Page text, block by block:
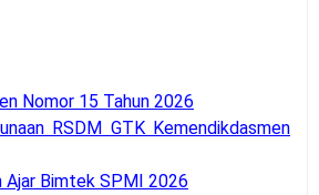
Nomor 15 Tahun 2026
RSDM GTK Kemendikdasmen
Ajar Bimtek SPMI 2026